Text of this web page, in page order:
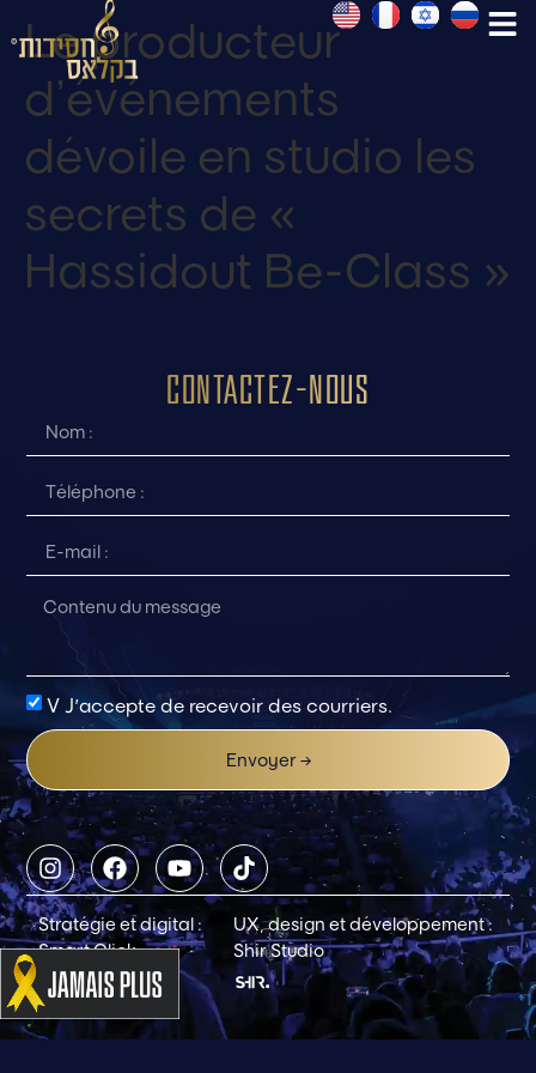
Le producteur
d’événements
dévoile en studio les
secrets de «
Hassidout Be-Class »
Contactez-nous
V J'accepte de recevoir des courriers.
Envoyer →
Stratégie et digital :
Smart Click
UX, design et développement :
Shir Studio